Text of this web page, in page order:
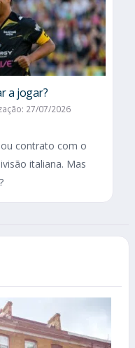
a jogar?
27/07/2026
contrato com o
italiana. Mas